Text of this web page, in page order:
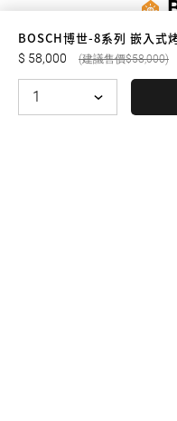
BOSCH博世-8系列 嵌入式
58,000 58,000
©